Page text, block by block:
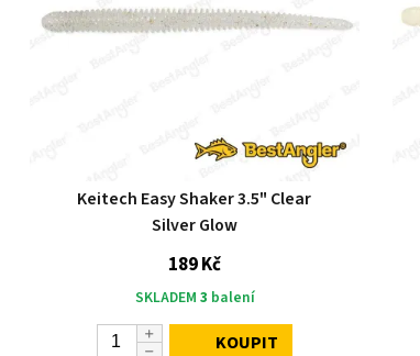
Keitech Easy Shaker 3.5" Clear
Silver Glow
189 Kč
SKLADEM 3 balení
KOUPIT